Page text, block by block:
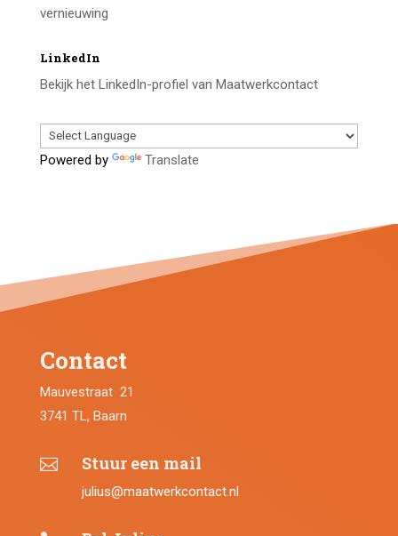
vernieuwing
LinkedIn
Bekijk het LinkedIn-profiel van Maatwerkcontact
Powered by Translate
Contact
Mauvestraat 21
3741 TL, Baarn
 Stuur een mail
julius@maatwerkcontact.nl